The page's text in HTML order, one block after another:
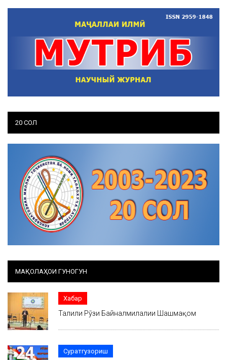
20 СОЛ
МАҚОЛАҲОИ ГУНОГУН
Хабар
Таҷлили Рӯзи Байналмилалии Шашмақом
Суратгузориш